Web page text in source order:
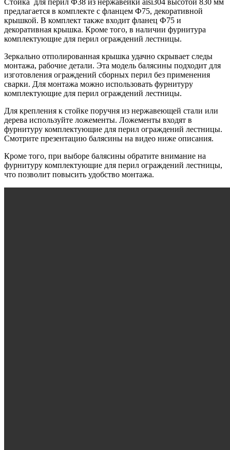
предлагается в комплекте с фланцем Ф75, декоративной
крышкой. В комплект также входит фланец Ф75 и
декоративная крышка. Кроме того, в наличии фурнитура
комплектующие для перил ограждений лестницы.
Зеркально отполированная крышка удачно скрывает следы
монтажа, рабочие детали. Эта модель балясины подходит для
изготовления ограждений сборных перил без применения
сварки. Для монтажа можно использовать фурнитуру
комплектующие для перил ограждений лестницы.
Для крепления к стойке поручня из нержавеющей стали или
дерева используйте ложементы. Ложементы входят в
фурнитуру комплектующие для перил ограждений лестницы.
Смотрите презентацию балясины на видео ниже описания.
Кроме того, при выборе балясины обратите внимание на
фурнитуру комплектующие для перил ограждений лестницы,
что позволит повысить удобство монтажа.